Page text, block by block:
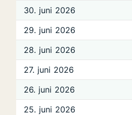
30. juni 2026
29. juni 2026
28. juni 2026
27. juni 2026
26. juni 2026
25. juni 2026